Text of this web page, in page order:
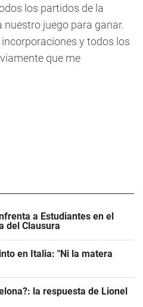
los partidos de la
juego para ganar.
y todos los
que me
a Estudiantes en el
del Clausura
en Italia: "Ni la matera
la respuesta de Lionel